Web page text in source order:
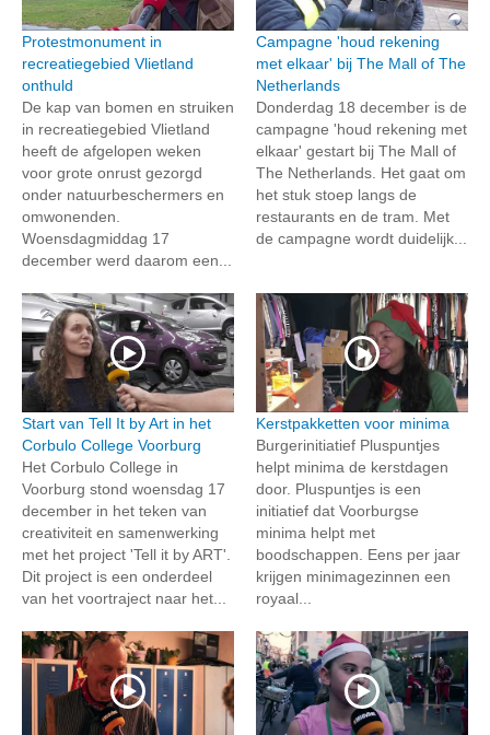
Protestmonument in
recreatiegebied Vlietland
onthuld
De kap van bomen en struiken
in recreatiegebied Vlietland
heeft de afgelopen weken
voor grote onrust gezorgd
onder natuurbeschermers en
omwonenden.
Woensdagmiddag 17
december werd daarom een...
Campagne 'houd rekening
met elkaar' bij The Mall of The
Netherlands
Donderdag 18 december is de
campagne 'houd rekening met
elkaar' gestart bij The Mall of
The Netherlands. Het gaat om
het stuk stoep langs de
restaurants en de tram. Met
de campagne wordt duidelijk...
Start van Tell It by Art in het
Corbulo College Voorburg
Het Corbulo College in
Voorburg stond woensdag 17
december in het teken van
creativiteit en samenwerking
met het project 'Tell it by ART'.
Dit project is een onderdeel
van het voortraject naar het...
Kerstpakketten voor minima
Burgerinitiatief Pluspuntjes
helpt minima de kerstdagen
door. Pluspuntjes is een
initiatief dat Voorburgse
minima helpt met
boodschappen. Eens per jaar
krijgen minimagezinnen een
royaal...